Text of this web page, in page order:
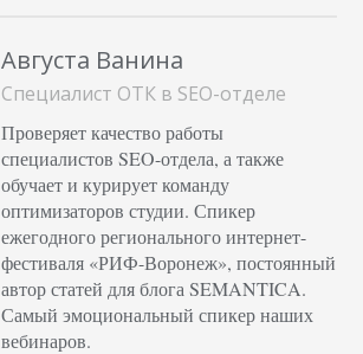
Августа Ванина
Специалист ОТК в SEO-отделе
Проверяет качество работы
специалистов SEO-отдела, а также
обучает и курирует команду
оптимизаторов студии. Спикер
ежегодного регионального интернет-
фестиваля «РИФ-Воронеж», постоянный
автор статей для блога SEMANTICA.
Самый эмоциональный спикер наших
вебинаров.